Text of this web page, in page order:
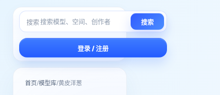
搜索 搜索
登录 / 注册
首页/模型库/黄皮洋葱